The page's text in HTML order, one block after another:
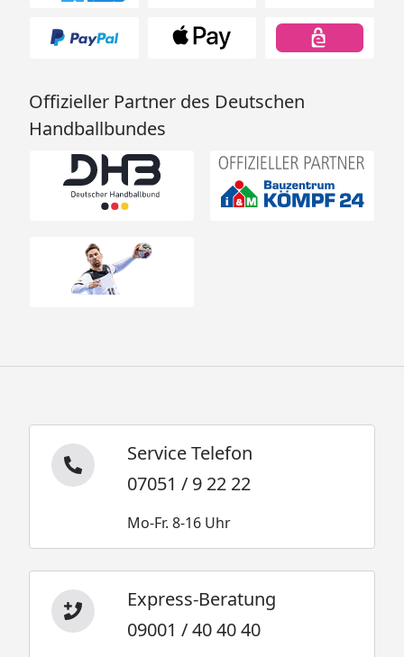
Offizieller Partner des Deutschen
Handballbundes
Service Telefon
07051 / 9 22 22
Mo-Fr. 8-16 Uhr
Express-Beratung
09001 / 40 40 40